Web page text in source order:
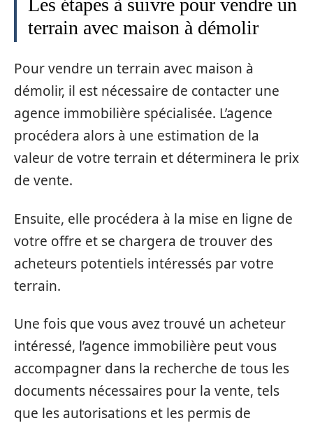
terrain avec maison à démolir
Pour vendre un terrain avec maison à
démolir, il est nécessaire de contacter une
agence immobilière spécialisée. L’agence
procédera alors à une estimation de la
valeur de votre terrain et déterminera le prix
de vente.
Ensuite, elle procédera à la mise en ligne de
votre offre et se chargera de trouver des
acheteurs potentiels intéressés par votre
terrain.
Une fois que vous avez trouvé un acheteur
intéressé, l’agence immobilière peut vous
accompagner dans la recherche de tous les
documents nécessaires pour la vente, tels
que les autorisations et les permis de